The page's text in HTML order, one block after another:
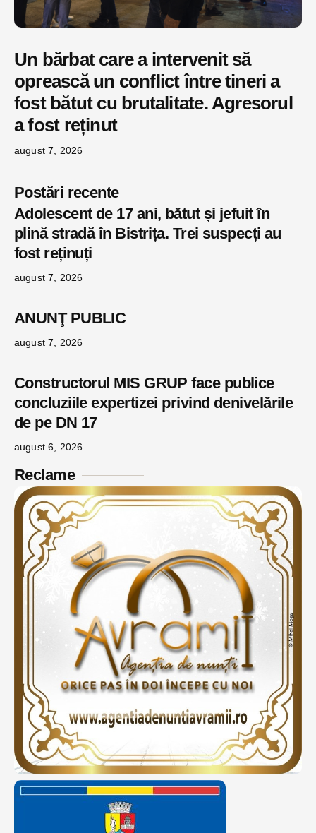
Un bărbat care a intervenit să
oprească un conflict între tineri a
fost bătut cu brutalitate. Agresorul
a fost reținut
august 7, 2026
Postări recente
Adolescent de 17 ani, bătut și jefuit în
plină stradă în Bistrița. Trei suspecți au
fost reținuți
august 7, 2026
ANUNŢ PUBLIC
august 7, 2026
Constructorul MIS GRUP face publice
concluziile expertizei privind denivelările
de pe DN 17
august 6, 2026
Reclame